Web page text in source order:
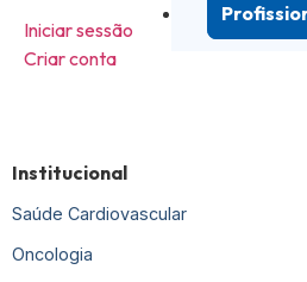
Iniciar sessão
Criar conta
Institucional
Saúde Cardiovascular
Oncologia